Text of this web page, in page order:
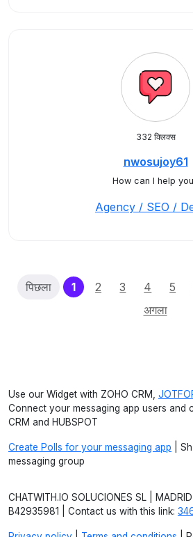
332 क्लिक्स
nwosujoy61
How can I help
Agency / SEO /
पिछला 1(current)
2 3 4 5
अगला
Use our Widget with ZOHO CRM,
Connect your messaging app users and
CRM and HUBSPOT
Create Polls for your messaging app |
messaging group
CHATWITH.IO SOLUCIONES SL |
B42935981 | Contact us with this link: